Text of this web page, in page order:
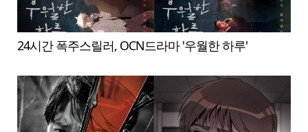
24시간 폭주스릴러, OCN드라마 '우월한 하루'